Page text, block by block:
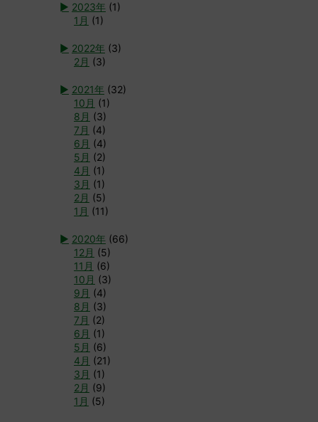
► 2023年 (1)
1月 (1)
► 2022年 (3)
2月 (3)
► 2021年 (32)
10月 (1)
8月 (3)
7月 (4)
6月 (4)
5月 (2)
4月 (1)
3月 (1)
2月 (5)
1月 (11)
► 2020年 (66)
12月 (5)
11月 (6)
10月 (3)
9月 (4)
8月 (3)
7月 (2)
6月 (1)
5月 (6)
4月 (21)
3月 (1)
2月 (9)
1月 (5)